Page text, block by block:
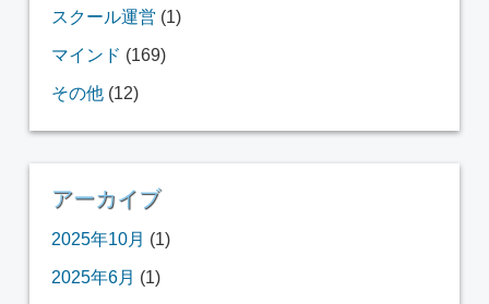
スクール運営 (1)
マインド (169)
その他(12)
アーカイブ
2025年10月 (1)
2025年6月 (1)